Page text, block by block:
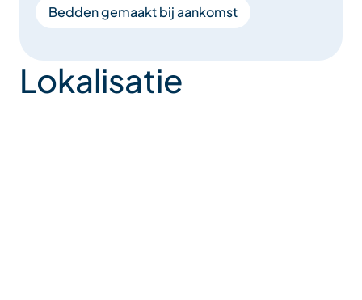
Bedden gemaakt bij aankomst
Lokalisatie